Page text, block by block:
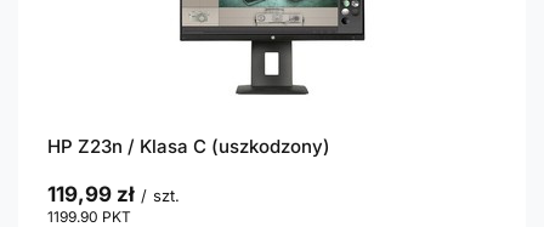
HP Z23n / Klasa C (uszkodzony)
119,99 zł / szt.
1199.90 PKT